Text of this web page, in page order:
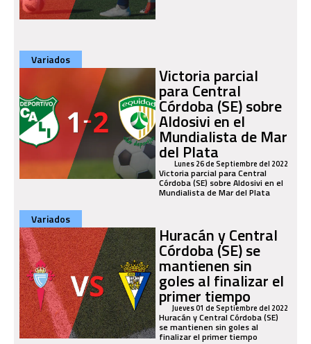
Variados
Victoria parcial
para Central
Córdoba (SE) sobre
Aldosivi en el
Mundialista de Mar
del Plata
Lunes 26 de Septiembre del 2022
Victoria parcial para Central
Córdoba (SE) sobre Aldosivi en el
Mundialista de Mar del Plata
Variados
Huracán y Central
Córdoba (SE) se
mantienen sin
goles al finalizar el
primer tiempo
Jueves 01 de Septiembre del 2022
Huracán y Central Córdoba (SE)
se mantienen sin goles al
finalizar el primer tiempo